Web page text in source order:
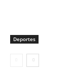
Deportes